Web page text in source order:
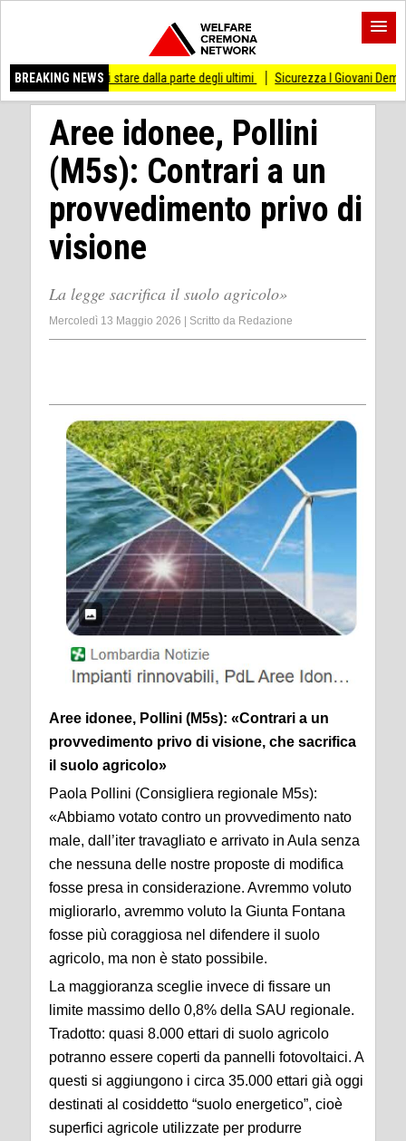
BREAKING NEWS
di stare dalla parte degli ultimi Sicurezza I Giovani Democratici
Aree idonee, Pollini
(M5s): Contrari a un
provvedimento privo di
visione
La legge sacrifica il suolo agricolo»
Mercoledì 13 Maggio 2026 Scritto da Redazione
Aree idonee, Pollini (M5s): «Contrari a un
provvedimento privo di visione, che sacrifica
il suolo agricolo»
Paola Pollini (Consigliera regionale M5s):
«Abbiamo votato contro un provvedimento nato
male, dall’iter travagliato e arrivato in Aula senza
che nessuna delle nostre proposte di modifica
fosse presa in considerazione. Avremmo voluto
migliorarlo, avremmo voluto la Giunta Fontana
fosse più coraggiosa nel difendere il suolo
agricolo, ma non è stato possibile.
La maggioranza sceglie invece di fissare un
limite massimo dello 0,8% della SAU regionale.
Tradotto: quasi 8.000 ettari di suolo agricolo
potranno essere coperti da pannelli fotovoltaici. A
questi si aggiungono i circa 35.000 ettari già oggi
destinati al cosiddetto “suolo energetico”, cioè
superfici agricole utilizzate per produrre